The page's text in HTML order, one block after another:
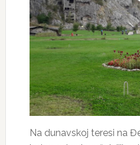
Na dunavskoj teresi na